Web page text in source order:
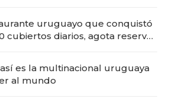
uruguayo que conquistó
cubiertos diarios, agota reservas
es la multinacional uruguaya
al mundo